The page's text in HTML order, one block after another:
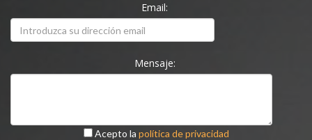
Email:
Mensaje:
Acepto la política de privacidad